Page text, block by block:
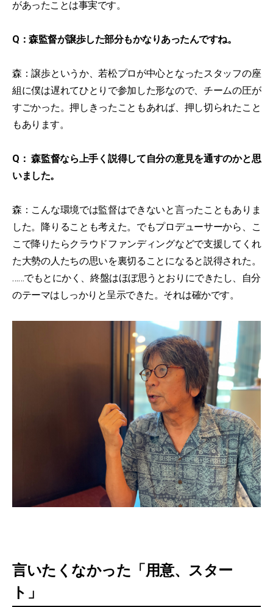
があったことは事実です。
Q：森監督が譲歩した部分もかなりあったんですね。
森：譲歩というか、若松プロが中心となったスタッフの座
組に僕は遅れてひとりで参加した形なので、チームの圧が
すごかった。押しきったこともあれば、押し切られたこと
もあります。
Q： 森監督なら上手く説得して自分の意見を通すのかと思
いました。
森：こんな環境では監督はできないと言ったこともありま
した。降りることも考えた。でもプロデューサーから、こ
こで降りたらクラウドファンディングなどで支援してくれ
た大勢の人たちの思いを裏切ることになると説得された。
……でもとにかく、終盤はほぼ思うとおりにできたし、自分
のテーマはしっかりと呈示できた。それは確かです。
言いたくなかった「用意、スター
ト」